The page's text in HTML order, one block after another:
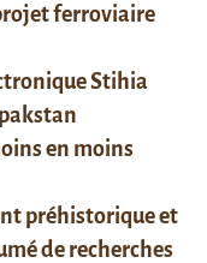
ferroviaire
Stihia
en moins
préhistorique et
de recherches